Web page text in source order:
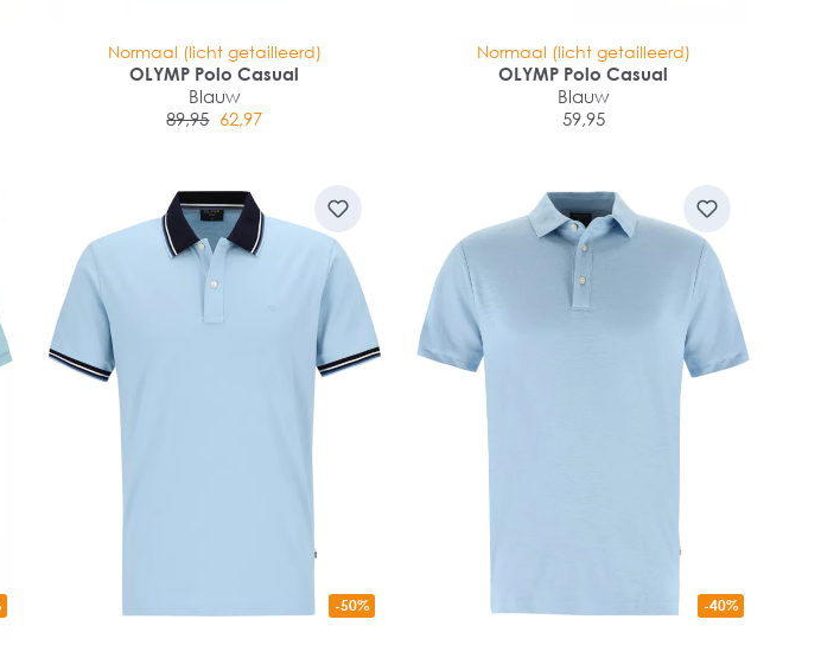
Normaal (licht getailleerd)
OLYMP Polo Casual
Blauw
89,95 62,97
Normaal (licht getailleerd)
OLYMP Polo Casual
Blauw
59,95
-50% -40%